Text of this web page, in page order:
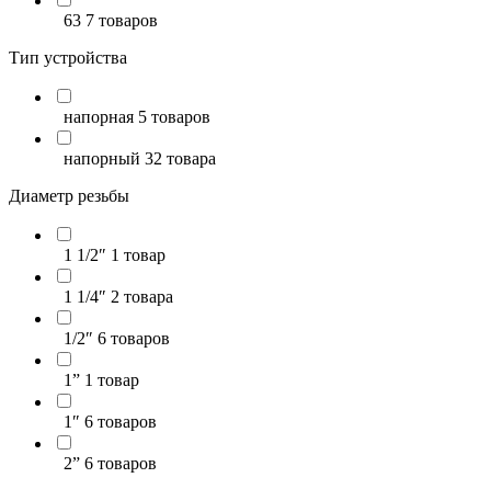
63 7 товаров
Тип устройства
напорная 5 товаров
напорный 32 товара
Диаметр резьбы
1 1/2″ 1 товар
1 1/4″ 2 товара
1/2″ 6 товаров
1” 1 товар
1″ 6 товаров
2” 6 товаров